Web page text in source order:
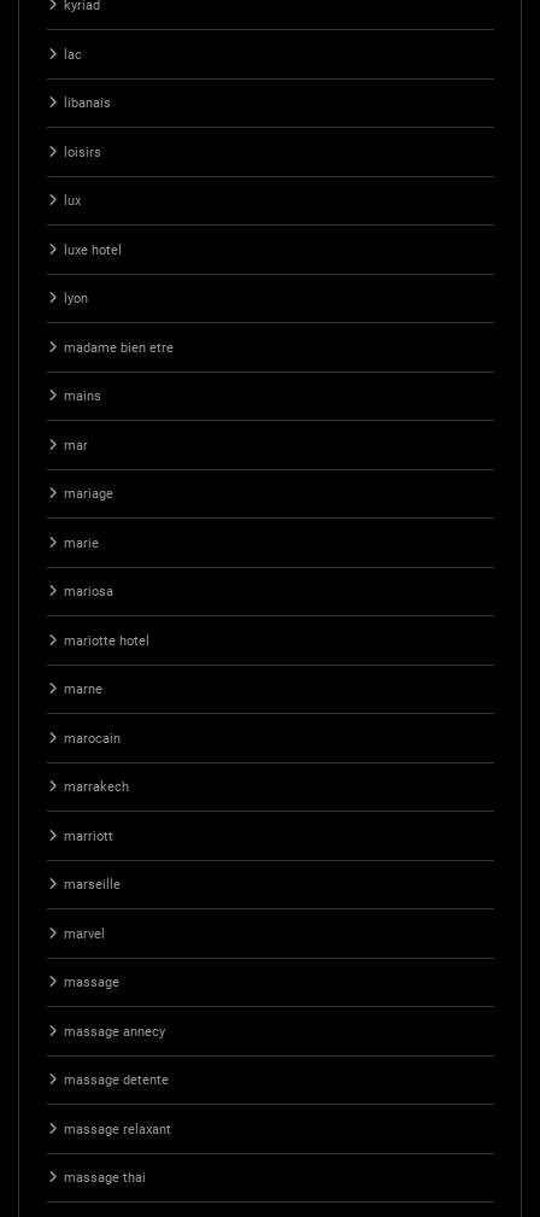
kyriad
lac
libanais
loisirs
lux
luxe hotel
lyon
madame bien etre
mains
mar
mariage
marie
mariosa
mariotte hotel
marne
marocain
marrakech
marriott
marseille
marvel
massage
massage annecy
massage detente
massage relaxant
massage thai